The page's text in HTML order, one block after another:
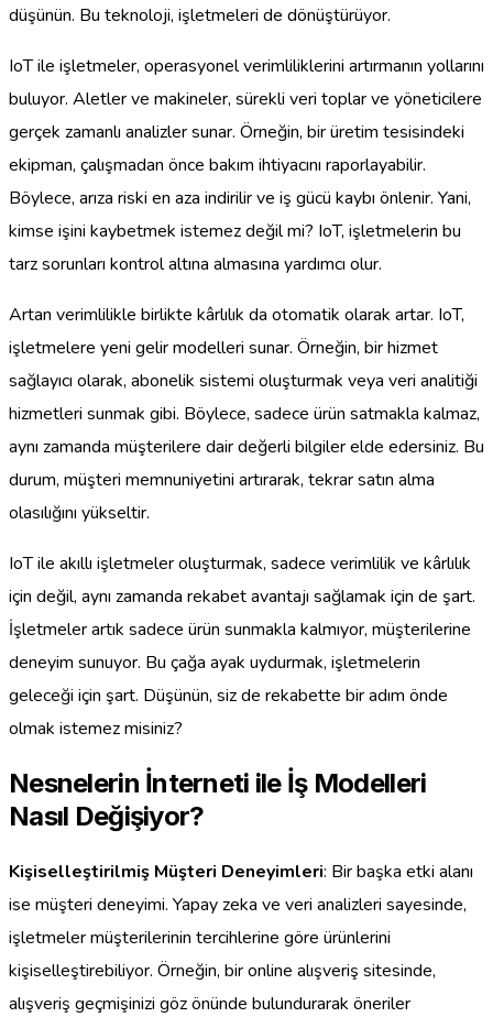
düşünün. Bu teknoloji, işletmeleri de dönüştürüyor.
IoT ile işletmeler, operasyonel verimliliklerini artırmanın yollarını
buluyor. Aletler ve makineler, sürekli veri toplar ve yöneticilere
gerçek zamanlı analizler sunar. Örneğin, bir üretim tesisindeki
ekipman, çalışmadan önce bakım ihtiyacını raporlayabilir.
Böylece, arıza riski en aza indirilir ve iş gücü kaybı önlenir. Yani,
kimse işini kaybetmek istemez değil mi? IoT, işletmelerin bu
tarz sorunları kontrol altına almasına yardımcı olur.
Artan verimlilikle birlikte kârlılık da otomatik olarak artar. IoT,
işletmelere yeni gelir modelleri sunar. Örneğin, bir hizmet
sağlayıcı olarak, abonelik sistemi oluşturmak veya veri analitiği
hizmetleri sunmak gibi. Böylece, sadece ürün satmakla kalmaz,
aynı zamanda müşterilere dair değerli bilgiler elde edersiniz. Bu
durum, müşteri memnuniyetini artırarak, tekrar satın alma
olasılığını yükseltir.
IoT ile akıllı işletmeler oluşturmak, sadece verimlilik ve kârlılık
için değil, aynı zamanda rekabet avantajı sağlamak için de şart.
İşletmeler artık sadece ürün sunmakla kalmıyor, müşterilerine
deneyim sunuyor. Bu çağa ayak uydurmak, işletmelerin
geleceği için şart. Düşünün, siz de rekabette bir adım önde
olmak istemez misiniz?
Nesnelerin İnterneti ile İş Modelleri
Nasıl Değişiyor?
Kişiselleştirilmiş Müşteri Deneyimleri: Bir başka etki alanı
ise müşteri deneyimi. Yapay zeka ve veri analizleri sayesinde,
işletmeler müşterilerinin tercihlerine göre ürünlerini
kişiselleştirebiliyor. Örneğin, bir online alışveriş sitesinde,
alışveriş geçmişinizi göz önünde bulundurarak öneriler